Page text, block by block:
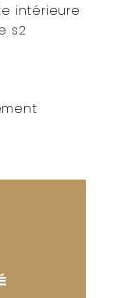
intérieure
s2